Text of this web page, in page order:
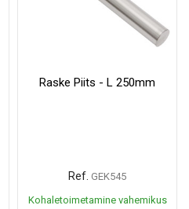
Raske Piits - L 250mm
Ref. GEK545
Kohaletoimetamine vahemikus